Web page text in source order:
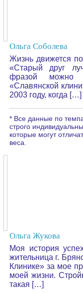
Ольга Соболева
Жизнь движется
«Старый друг
фразой можно
«Славянской
2003 году, когда […]
* Все данные по
строго
которые могут
веса.
Ольга Жукова
Моя история
жительница г.
Клинике» за мое
моей жизни.
такая […]